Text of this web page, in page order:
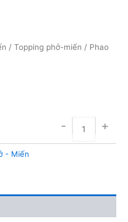
/ Topping phở-miến / Phao
- +
- Miến